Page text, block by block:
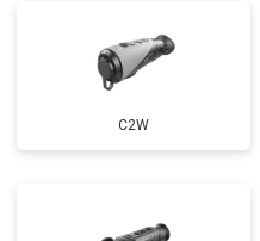
C2W